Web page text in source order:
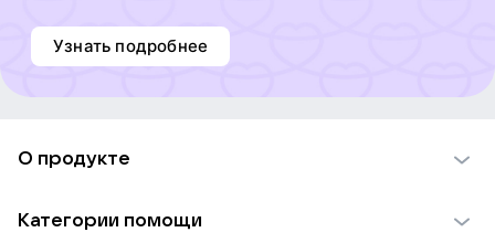
Узнать подробнее
О продукте
Категории помощи